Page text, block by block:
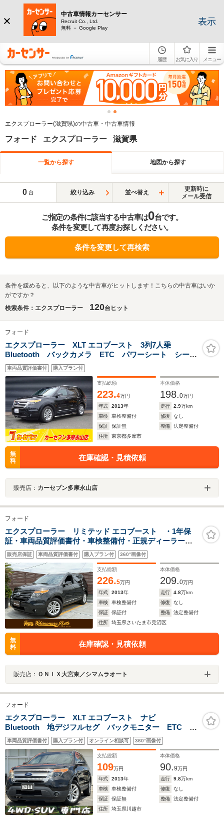
中古車情報カーセンサー
Recruit Co., Ltd.
無料 － Google Play
表示
履歴 お気に入り メニュー
エクスプローラー(滋賀県)の中古車・中古車情報
フォード エクスプローラー 滋賀県
一覧から探す 地図から探す
0 台 絞り込み 並べ替え
更新時に
メール受信
ご指定の条件に該当する中古車は0台です。
条件を変更して再度お探しください。
条件を変更して再検索
条件を緩めると、以下のような中古車がヒットします！こちらの中古車はいか
がですか？
検索条件：エクスプローラー
120台ヒット
フォード
エクスプローラー XLT エコブースト 3列7人乗
Bluetooth バックカメラ ETC パワーシート シート
ヒーター クルーズコントロール ベージュ革
車両品質評価書付 購入プラン付
支払総額
223.4万円
本体価格
198.0万円
年式
2013年 走行 2.9万km
車検
車検整備付 修復
なし
保証
保証無 整備
法定整備付
住所
東京都多摩市
無
料
在庫確認・見積依頼
販売店： カーセブン多摩永山店
フォード
エクスプローラー リミテッド エコブースト ・1年保
証・車両品質評価書付・車検整備付・正規ディーラー
車・サンルーフ・後部席モニター・黒レザー/パワーシー
ト・ナビ・TV・バック/フロント/サイドカメラ・ETC・
BLUETOOTH・電動リヤゲート
販売店保証 車両品質評価書付 購入プラン付 360°画像付
支払総額
226.5万円
本体価格
209.0万円
年式
2013年 走行 4.8万km
車検
車検整備付 修復
なし
保証
保証付 整備
法定整備付
住所
埼玉県さいたま市見沼区
無
料
在庫確認・見積依頼
販売店： ＯＮＩＸ大宮東／シマムラオート
フォード
エクスプローラー XLT エコブースト ナビ
Bluetooth 地デジフルセグ バックモニター ETC キ
ーレス パワーシート ベージュレザーシート シート
ヒーター 前後ドライブレコーダー アルミ スペアキ
ー 記録簿 ルーフレール 取説
車両品質評価書付 購入プラン付 オンライン相談可 360°画像付
支払総額
109万円
本体価格
90.9万円
年式
2013年 走行 9.8万km
車検
車検整備付 修復
なし
保証
保証無 整備
法定整備付
住所
埼玉県川越市